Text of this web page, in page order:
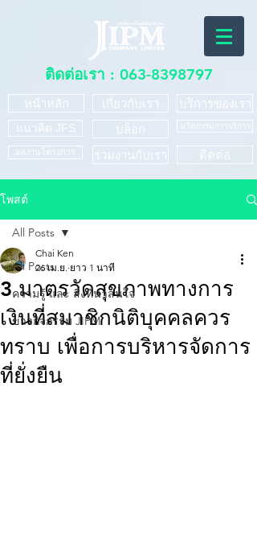
ติดต่อเรา : 063-8398797
หน้าหลัก
แนวคิด JFS
ผลงานโครงการ
เกี่ยวกับเรา
บล็อก
ร่วมงานกับเรา
บริการของเรา
นวัตกรรมการบริการ
ติดต่อ
โพสต์
All Posts
ความรู้ และ สิ่งที่น่าสนใจ
ข่าวกิจกรรม JIPM
All Posts
3 มาตรวัดสุขภาพทางการ
เงินที่สมาชิกนิติบุคคลควร
ทราบ เพื่อการบริหารจัดการ
ที่ยั่งยืน
Chai Ken
26 เม.ย. ยาว 1 นาที